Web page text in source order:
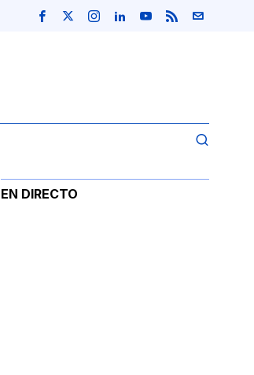
EN DIRECTO